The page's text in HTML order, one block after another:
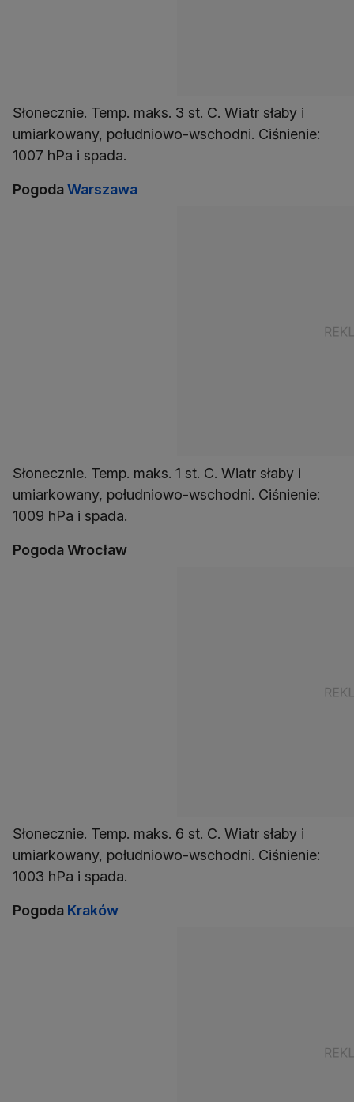
Słonecznie. Temp. maks. 3 st. C. Wiatr słaby i
umiarkowany, południowo-wschodni. Ciśnienie:
1007 hPa i spada.
PogodaWarszawa
Słonecznie. Temp. maks. 1 st. C. Wiatr słaby i
umiarkowany, południowo-wschodni. Ciśnienie:
1009 hPa i spada.
Pogoda Wrocław
Słonecznie. Temp. maks. 6 st. C. Wiatr słaby i
umiarkowany, południowo-wschodni. Ciśnienie:
1003 hPa i spada.
Pogoda Kraków